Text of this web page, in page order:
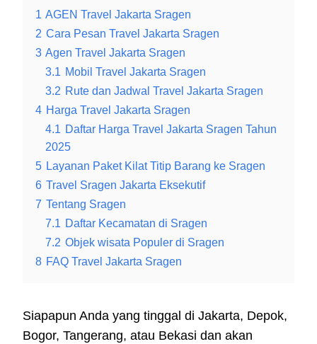
1 AGEN Travel Jakarta Sragen
2 Cara Pesan Travel Jakarta Sragen
3 Agen Travel Jakarta Sragen
3.1 Mobil Travel Jakarta Sragen
3.2 Rute dan Jadwal Travel Jakarta Sragen
4 Harga Travel Jakarta Sragen
4.1 Daftar Harga Travel Jakarta Sragen Tahun
2025
5 Layanan Paket Kilat Titip Barang ke Sragen
6 Travel Sragen Jakarta Eksekutif
7 Tentang Sragen
7.1 Daftar Kecamatan di Sragen
7.2 Objek wisata Populer di Sragen
8 FAQ Travel Jakarta Sragen
Siapapun Anda yang tinggal di Jakarta, Depok,
Bogor, Tangerang, atau Bekasi dan akan